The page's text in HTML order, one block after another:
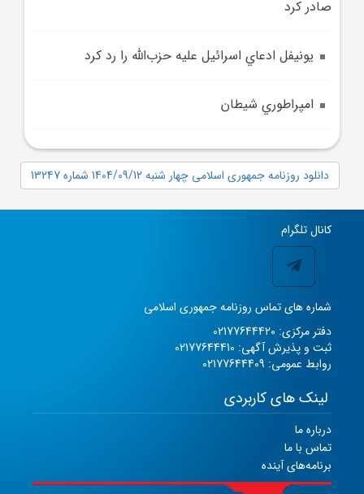
صادر کرد
يونيفل ادعاي اسرائيل عليه حزب‌الله را رد کرد
امپراطوري شيطان
دانلود روزنامه جمهوری اسلامی چهار شنبه 1404/09/12 شماره 13247
کانال تلگرام
شماره های تماس روزنامه جمهوری اسلامی
دفتر مرکزی: 02177644420
ثبت و پذیرش آگهی: 02177644410
روابط عمومی: 02177644409
لینک های کاربردی
درباره ما
تماس با ما
برنامه‌های آینده